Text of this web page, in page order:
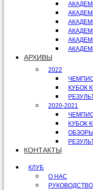
АРХИВЫ
2022
КУБОК
2020-2021
КУБОК
ОБЗОРЫ
КОНТАКТЫ
КЛУБ
О НАС
РУКОВОДСТВО